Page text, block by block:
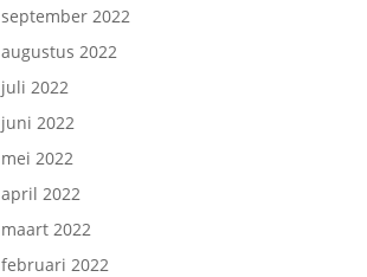
september 2022
augustus 2022
juli 2022
juni 2022
mei 2022
april 2022
maart 2022
februari 2022